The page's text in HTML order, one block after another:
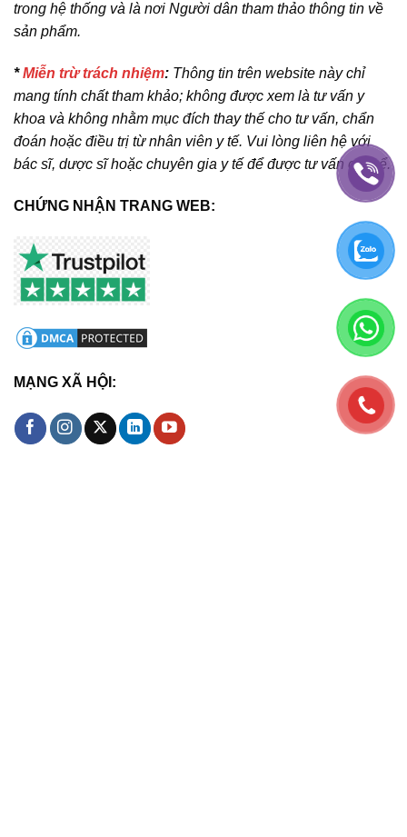
trong hệ thống và là nơi Người dân tham thảo thông tin về
sản phẩm.
*Miễn trừ trách nhiệm: Thông tin trên website này chỉ
mang tính chất tham khảo; không được xem là tư vấn y
khoa và không nhằm mục đích thay thế cho tư vấn, chẩn
đoán hoặc điều trị từ nhân viên y tế. Vui lòng liên hệ với
bác sĩ, dược sĩ hoặc chuyên gia y tế để được tư vấn cụ thể.
CHỨNG NHẬN TRANG WEB:
MẠNG XÃ HỘI: